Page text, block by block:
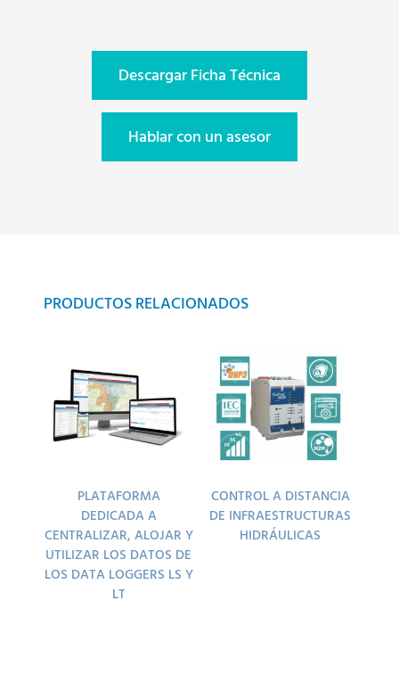
Descargar Ficha Técnica
Hablar con un asesor
PRODUCTOS RELACIONADOS
PLATAFORMA
DEDICADA A
CENTRALIZAR, ALOJAR Y
UTILIZAR LOS DATOS DE
LOS DATA LOGGERS LS Y
LT
CONTROL A DISTANCIA
DE INFRAESTRUCTURAS
HIDRÁULICAS